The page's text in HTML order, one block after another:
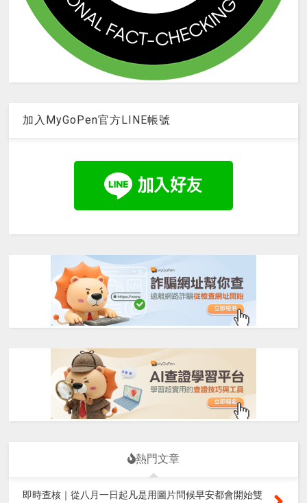
加入MyGoPen官方LINE帳號
熱門文章
即時查核｜從八月一日起凡是用圖片問候早安都會開始雙